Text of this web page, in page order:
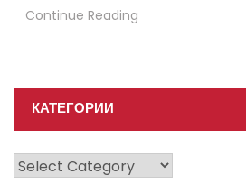
Continue Reading
КАТЕГОРИИ
Категории